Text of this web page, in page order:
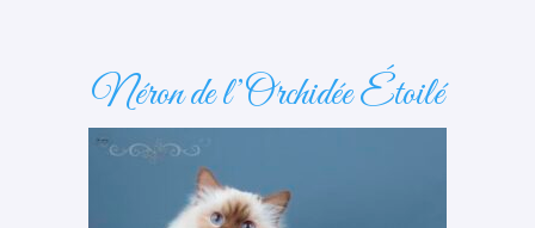
Néron de l’Orchidée Étoilé